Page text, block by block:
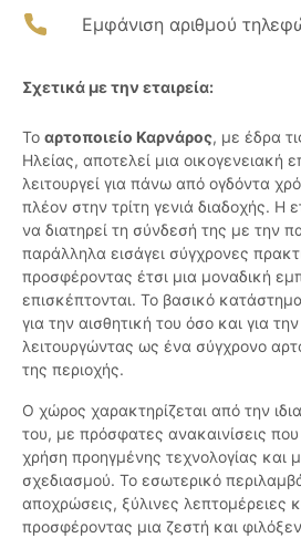
Εμφάνιση αριθμού
Σχετικά με την εταιρεία:
Το αρτοποιείο Καρνάρος, με έδρα
Ηλείας, αποτελεί μια οικογενειακή
λειτουργεί για πάνω από ογδόντα
πλέον στην τρίτη γενιά διαδοχής. Η
να διατηρεί τη σύνδεσή της με την
παράλληλα εισάγει σύγχρονες
προσφέροντας έτσι μια μοναδική
επισκέπτονται. Το βασικό
για την αισθητική του όσο και για
λειτουργώντας ως ένα σύγχρονο
της περιοχής.
Ο χώρος χαρακτηρίζεται από την
του, με πρόσφατες ανακαινίσεις που
χρήση προηγμένης τεχνολογίας και
σχεδιασμού. Το εσωτερικό
αποχρώσεις, ξύλινες λεπτομέρειες
προσφέροντας μια ζεστή και